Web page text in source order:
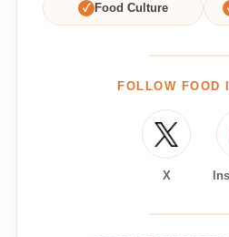
✓ Food Culture
FOLLOW FOOD
X